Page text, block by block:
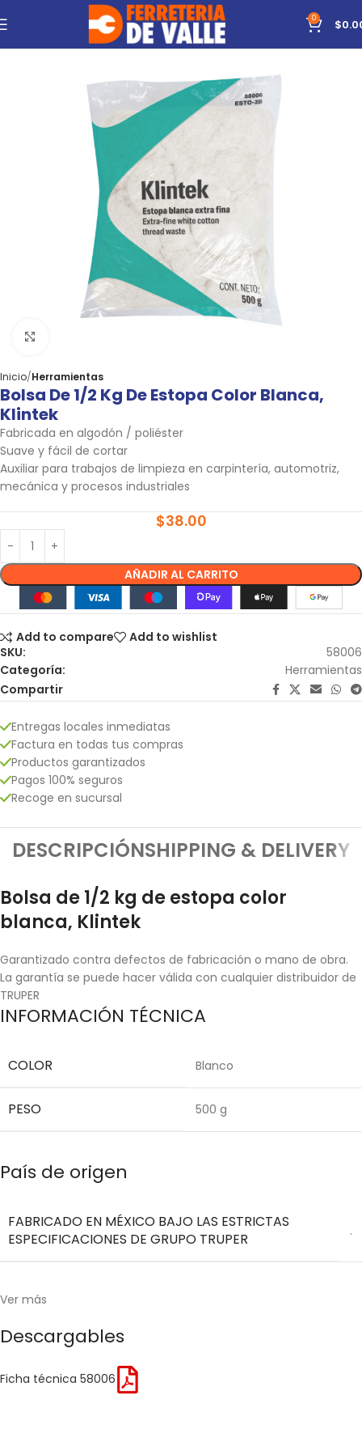
0 $
Inicio Herramientas
Bolsa De 1/2 Kg De Estopa Color Blanca,
Klintek
Fabricada en algodón / poliéster
Suave y fácil de cortar
Auxiliar para trabajos de limpieza en carpintería, automotriz,
mecánica y procesos industriales
$38.00
AÑADIR AL CARRITO
Add to compare
Add to wishlist
SKU:
58006
Categoría:
Herramientas
Compartir
Entregas locales inmediatas
Factura en todas tus compras
Productos garantizados
Pagos 100% seguros
Recoge en sucursal
DESCRIPCIÓNSHIPPING & DELIVERY
Bolsa de 1/2 kg de estopa color
blanca, Klintek
Garantizado contra defectos de fabricación o mano de obra.
La garantía se puede hacer válida con cualquier distribuidor de
TRUPER
INFORMACIÓN TÉCNICA
COLOR Blanco
PESO 500 g
País de origen
FABRICADO EN MÉXICO BAJO LAS ESTRICTAS
ESPECIFICACIONES DE GRUPO TRUPER
.
Ver más
Descargables
Ficha técnica 58006